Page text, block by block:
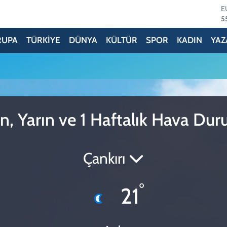
TÜRKİYE DÜNYA KÜLTÜR SPOR KADIN
Yarın ve 1 Haftalık Hava
Çankırı
21°